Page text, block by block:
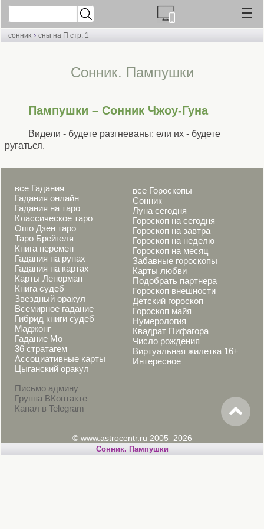
сонник › сны на П стр. 1
Cонник. Пампушки
Пампушки – Сонник Чжоу-Гуна
Видели - будете разгневаны; ели их - будете
ругаться.
все Гадания
Гадания онлайн
Гадания на таро
Классическое таро
Ошо Дзен таро
Таро Брейгеля
Книга перемен
Гадания на рунах
Гадания на картах
Карты Ленорман
Книга судеб
Звездный оракул
Всемирное гадание
Гибрид книги судеб
Маджонг
Гадание Мо
36 стратагем
Ассоциативные карты
Цыганский оракул
Письмо админу
Группа ВКонтакте
Канал в Telegram
все Гороскопы
Сонник
Луна сегодня
Гороскоп на сегодня
Гороскоп на завтра
Гороскоп на неделю
Гороскоп на месяц
Забавные гороскопы
Карты любви
Подобрать партнера
Гороскоп внешности
Детский гороскоп
Гороскоп майя
Нумерология
Квадрат Пифагора
Число рождения
Виртуальная жилетка 16+
Интересное
© www.astrocentr.ru 2005–2026
Cонник. Пампушки